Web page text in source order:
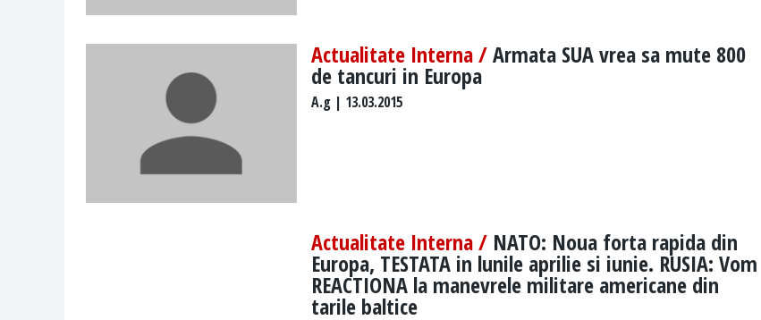
Actualitate Interna /Armata SUA vrea sa mute 800
de tancuri in Europa
A.g | 13.03.2015
Actualitate Interna / NATO: Noua forta rapida din
Europa, TESTATA in lunile aprilie si iunie. RUSIA: Vom
REACTIONA la manevrele militare americane din
tarile baltice